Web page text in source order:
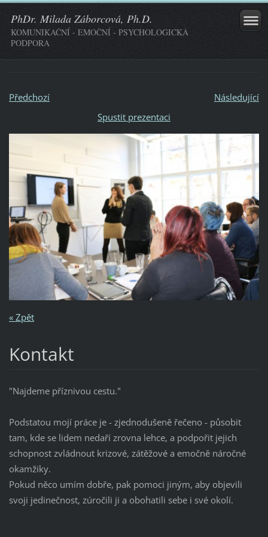
PhDr. Milada Záborcová, Ph.D.
KOMUNIKAČNÍ - EMOČNÍ - PSYCHOLOGICKÁ
PODPORA
Předchozí
Následující
Spustit prezentaci
« Zpět
Kontakt
"Najdeme příznivou cestu."
Podstatou mojí práce je - zjednodušeně řečeno - působit
tam, kde se lidem nedaří zrovna lehce, a podpořit jejich
schopnost zvládnout krizové, zátěžové a emočně náročné
okamžiky.
Pokud něco umím dobře, pak pomoci jiným, aby objevili
svoji jedinečnost, zúročili ji a obohatili sebe i své okolí.